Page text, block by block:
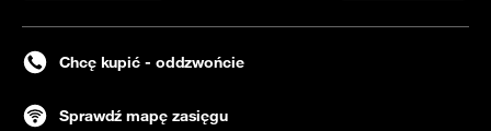
Chcę kupić - oddzwońcie
Sprawdź mapę zasięgu